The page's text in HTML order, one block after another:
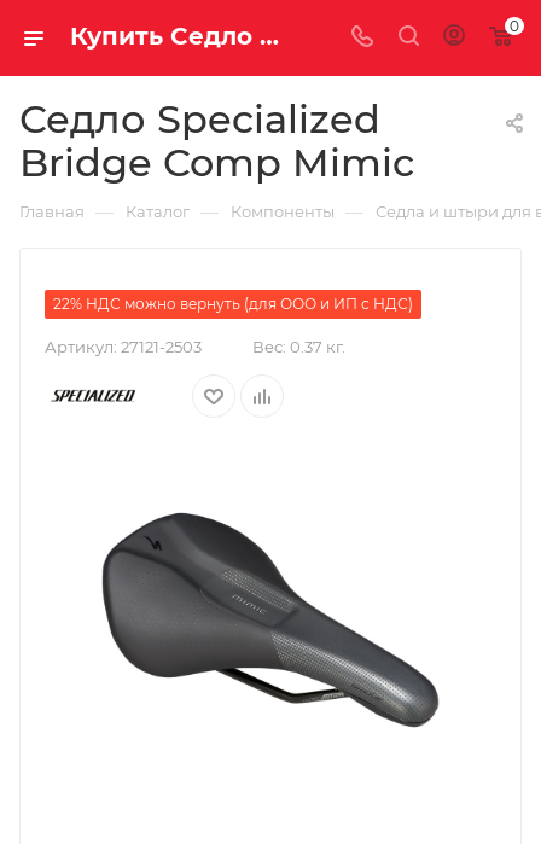
Купить Седло Specialized Bridge Comp Mimic за рублей, а со скидкой 12 710 руб. 0
Седло Specialized
Bridge Comp Mimic
Главная — Каталог — Компоненты — Седла и штыри для
22% НДС можно вернуть (для ООО и ИП с НДС)
Артикул: 27121-2503 Вес: 0.37 кг.